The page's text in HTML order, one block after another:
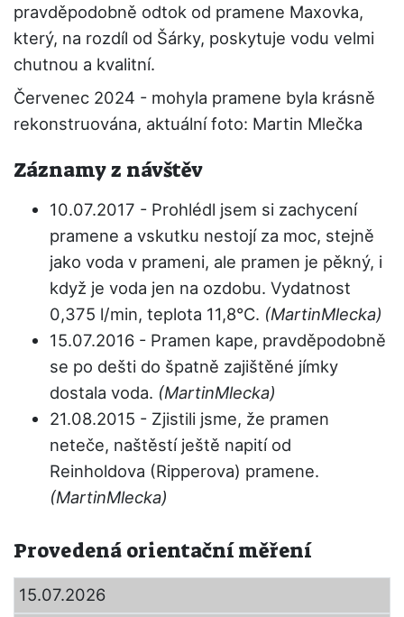
pravděpodobně odtok od pramene Maxovka,
který, na rozdíl od Šárky, poskytuje vodu velmi
chutnou a kvalitní.
Červenec 2024 - mohyla pramene byla krásně
rekonstruována, aktuální foto: Martin Mlečka
Záznamy z návštěv
10.07.2017 - Prohlédl jsem si zachycení
pramene a vskutku nestojí za moc, stejně
jako voda v prameni, ale pramen je pěkný, i
když je voda jen na ozdobu. Vydatnost
0,375 l/min, teplota 11,8°C. (MartinMlecka)
15.07.2016 - Pramen kape, pravděpodobně
se po dešti do špatně zajištěné jímky
dostala voda. (MartinMlecka)
21.08.2015 - Zjistili jsme, že pramen
neteče, naštěstí ještě napití od
Reinholdova (Ripperova) pramene.
(MartinMlecka)
Provedená orientační měření
15.07.2026